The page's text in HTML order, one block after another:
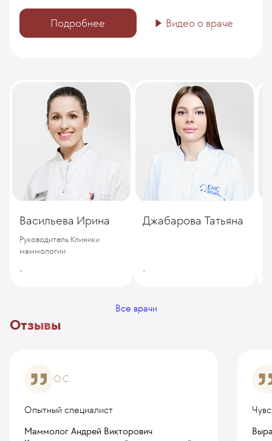
Васильева Ирина
Руководитель Клиники
маммологии
-
Джабарова Татьяна
-
Все врачи
Подробнее Видео о враче
Отзывы
О.С.
Опытный специалист
Маммолог Андрей Викторович